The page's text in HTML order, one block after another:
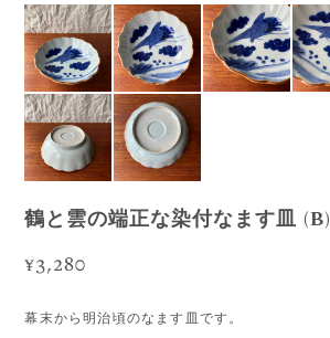
鶴と雲の端正な染付なます皿 (B)
¥3,280
幕末から明治頃のなます皿です。